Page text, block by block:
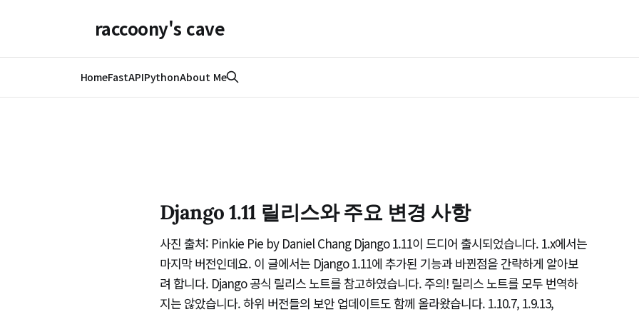
raccoony's cave
HomeFastAPIPythonAbout Me
Django 1.11 릴리스와 주요 변경 사항
사진 출처: Pinkie Pie by Daniel Chang Django 1.11이 드디어 출시되었습니다. 1.x에서는
마지막 버전인데요. 이 글에서는 Django 1.11에 추가된 기능과 바뀐점을 간략하게 알아보
려 합니다. Django 공식 릴리스 노트를 참고하였습니다. 주의! 릴리스 노트를 모두 번역하
지는 않았습니다. 하위 버전들의 보안 업데이트도 함께 올라왔습니다. 1.10.7, 1.9.13,